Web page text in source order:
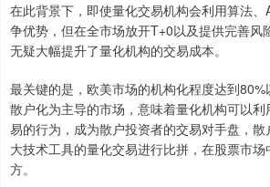
在此背景下，即使量化交易机构会利用算法
争优势，但在全市场放开T+0以及提供完善风
无疑大幅提升了量化机构的交易成本。
最关键的是，欧美市场的机构化程度达到
散户化为主导的市场，意味着量化机构可以
易的行为，成为散户投资者的交易对手盘，
大技术工具的量化交易进行比拼，在股票市
方。